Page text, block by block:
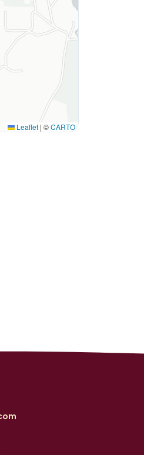
Leaflet | ©CARTO